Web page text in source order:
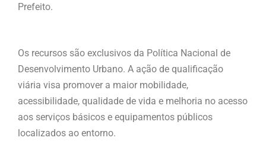
Prefeito.
Os recursos são exclusivos da Política Nacional de
Desenvolvimento Urbano. A ação de qualificação
viária visa promover a maior mobilidade,
acessibilidade, qualidade de vida e melhoria no acesso
aos serviços básicos e equipamentos públicos
localizados ao entorno.